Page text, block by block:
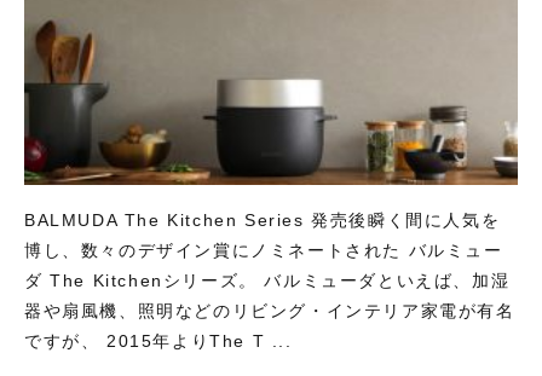
BALMUDA The Kitchen Series 発売後瞬く間に人気を
博し、数々のデザイン賞にノミネートされた バルミュー
ダ The Kitchenシリーズ。 バルミューダといえば、加湿
器や扇風機、照明などのリビング・インテリア家電が有名
ですが、 2015年よりThe T ...